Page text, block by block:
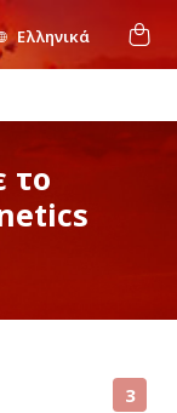
Ελληνικά
το
3